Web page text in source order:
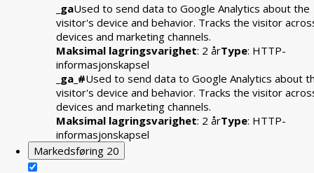
_gaUsed to send data to Google Analytics about the
visitor's device and behavior. Tracks the visitor
devices and marketing channels.
Maksimal lagringsvarighet: 2 årType: HTTP-
informasjonskapsel
_ga_#Used to send data to Google Analytics about
visitor's device and behavior. Tracks the visitor
devices and marketing channels.
Maksimal lagringsvarighet: 2 årType: HTTP-
informasjonskapsel
Markedsføring 20